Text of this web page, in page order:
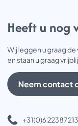
Heeft u nog
Wij leggen u graag
en staan u graag
Neem contact
+31(0)6 22387213